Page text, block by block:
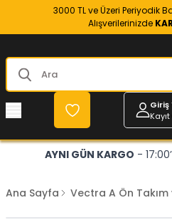
3000 TL ve Üzeri Periyodik
Alışverilerinizde
Giriş
Kayıt
AYNI GÜN KARGO -
Ana Sayfa Vectra A Ön